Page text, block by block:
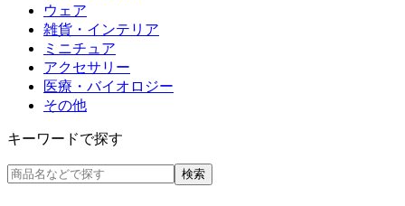
ウェア
雑貨・インテリア
ミニチュア
アクセサリー
医療・バイオロジー
その他
キーワードで探す
検索